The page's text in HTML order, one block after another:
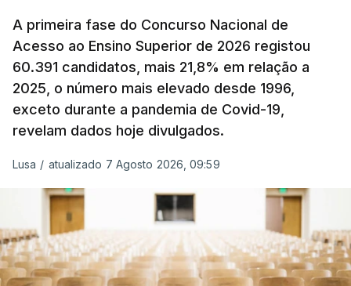
O Governo comprometeu-se a aplicar uma redução
extraordinária e temporária no ISP, sempre que se
verifique um aumento do preço dos combustíveis
superior a 10 cêntimos, para mitigar a escalada de
preços.
Depois de uma subida inicial devido à guerra no
Irão, à tensão geopolítica no Médio Oriente e ao
fecho do estreito de Ormuz, os preços dos
combustíveis desceram durante o cessar-fogo
entre Washington e Teerão.
A primeira fase do Concurso Nacional de
Acesso ao Ensino Superior de 2026 registou
60.391 candidatos, mais 21,8% em relação a
2025, o número mais elevado desde 1996,
exceto durante a pandemia de Covid-19,
revelam dados hoje divulgados.
Lusa / atualizado 7 Agosto 2026, 09:59